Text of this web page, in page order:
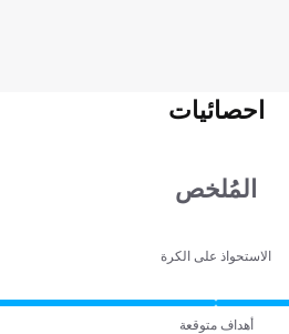
احصائيات
المُلخص
الاستحواذ على الكرة
أهداف متوقعة